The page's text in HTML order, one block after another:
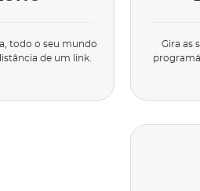
todo o seu mundo
de um link.
Gira as